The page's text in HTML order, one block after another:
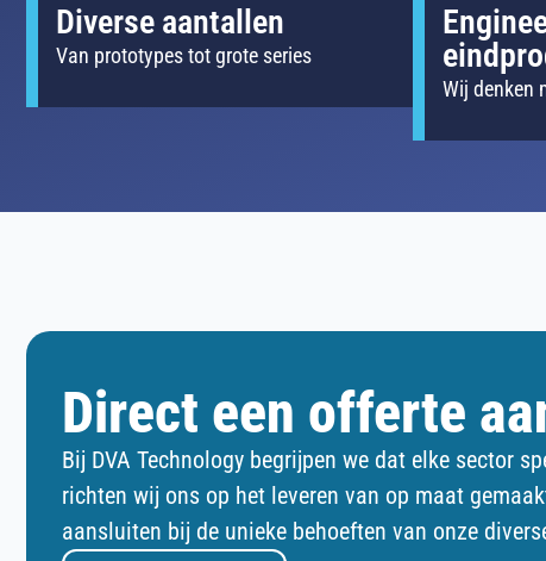
Diverse aantallen
Van prototypes tot grote series
Wij denken
Direct een offerte
Bij DVA Technology begrijpen we dat elke sector
richten wij ons op het leveren van op maat
aansluiten bij de unieke behoeften van onze